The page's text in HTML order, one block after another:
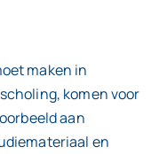
maken in
komen voor
aan
en